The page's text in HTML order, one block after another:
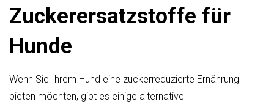
Zuckerersatzstoffe für
Hunde
Wenn Sie Ihrem Hund eine zuckerreduzierte Ernährung
bieten möchten, gibt es einige alternative